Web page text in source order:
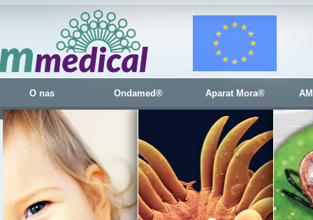
O nas Ondamed® Aparat Mora®